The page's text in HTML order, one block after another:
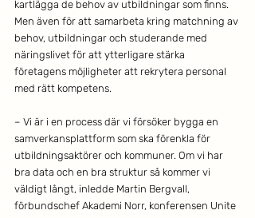
kartlägga de behov av utbildningar som finns.
Men även för att samarbeta kring matchning av
behov, utbildningar och studerande med
näringslivet för att ytterligare stärka
företagens möjligheter att rekrytera personal
med rätt kompetens.
– Vi är i en process där vi försöker bygga en
samverkansplattform som ska förenkla för
utbildningsaktörer och kommuner. Om vi har
bra data och en bra struktur så kommer vi
väldigt långt, inledde Martin Bergvall,
förbundschef Akademi Norr, konferensen Unite